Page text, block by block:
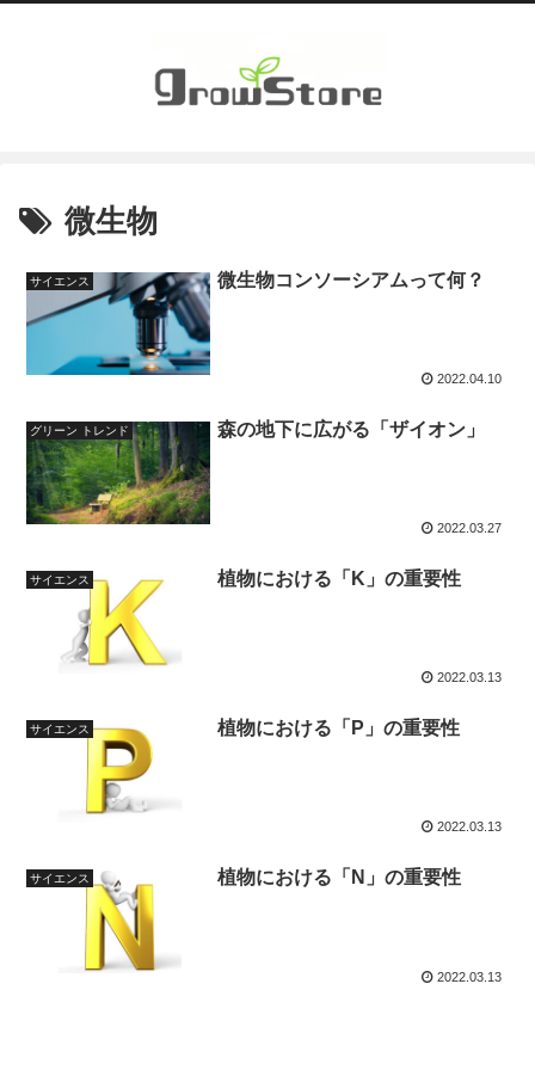
微生物
サイエンス 微生物コンソーシアムって何？
2022.04.10
グリーン トレンド 森の地下に広がる「ザイオン」
2022.03.27
サイエンス 植物における「K」の重要性
2022.03.13
サイエンス 植物における「P」の重要性
2022.03.13
サイエンス 植物における「N」の重要性
2022.03.13